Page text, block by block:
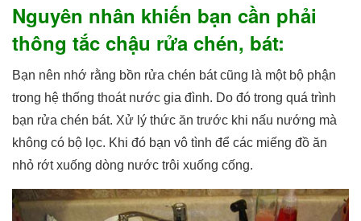
Nguyên nhân khiến bạn cần phải
thông tắc chậu rửa chén, bát:
Bạn nên nhớ rằng bồn rửa chén bát cũng là một bộ phận
trong hệ thống thoát nước gia đình. Do đó trong quá trình
bạn rửa chén bát. Xử lý thức ăn trước khi nấu nướng mà
không có bộ lọc. Khi đó bạn vô tình để các miếng đồ ăn
nhỏ rớt xuống dòng nước trôi xuống cống.